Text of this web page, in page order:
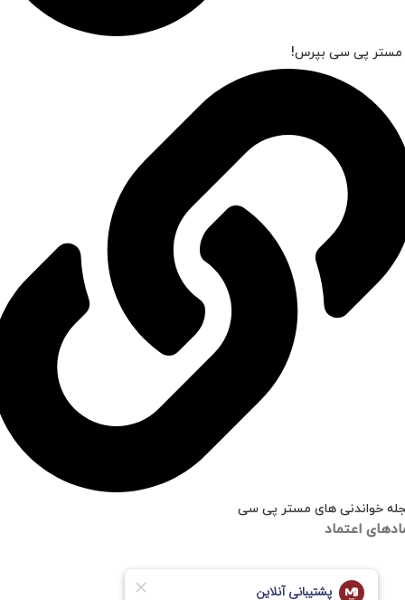
مستر پی سی بپرس!
خواندنی های مستر پی سی
اعتماد